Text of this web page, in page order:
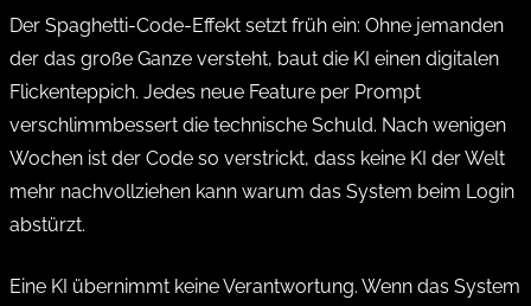
Der Spaghetti-Code-Effekt setzt früh ein: Ohne jemanden
der das große Ganze versteht, baut die KI einen digitalen
Flickenteppich. Jedes neue Feature per Prompt
verschlimmbessert die technische Schuld. Nach wenigen
Wochen ist der Code so verstrickt, dass keine KI der Welt
mehr nachvollziehen kann warum das System beim Login
abstürzt.
Eine KI übernimmt keine Verantwortung. Wenn das System